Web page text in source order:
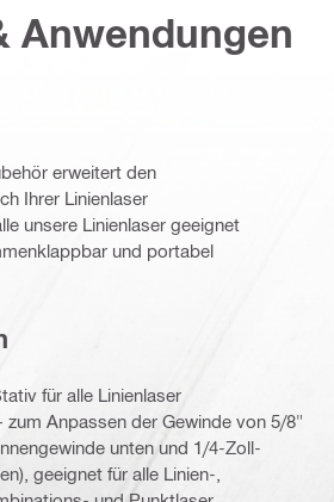
Anwendungen
erweitert den
Ihrer Linienlaser
unsere Linienlaser geeignet
und portabel
für alle Linienlaser
zum Anpassen der Gewinde von 5/8"
unten und 1/4-Zoll-
geeignet für alle Linien-,